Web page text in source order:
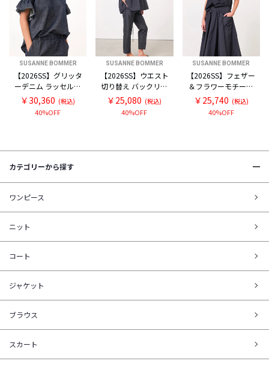
SUSANNE BOMMER
【2026SS】グリッタ
ーデニム ラッセルス
リーブ プルオーバー
ブラウス
￥30,360 (税込)
40%OFF
SUSANNE BOMMER
【2026SS】ウエスト
切り替え バックリボ
ン ノースリーブ トッ
￥25,080 (税込)
40%OFF
SUSANNE BOMMER
【2026SS】フェザー
＆フラワーモチーフ
付き パフスリーブ プ
ルオーバーブラウス
￥25,740 (税込)
40%OFF
カテゴリーから探す
ワンピース
ニット
コート
ジャケット
ブラウス
スカート